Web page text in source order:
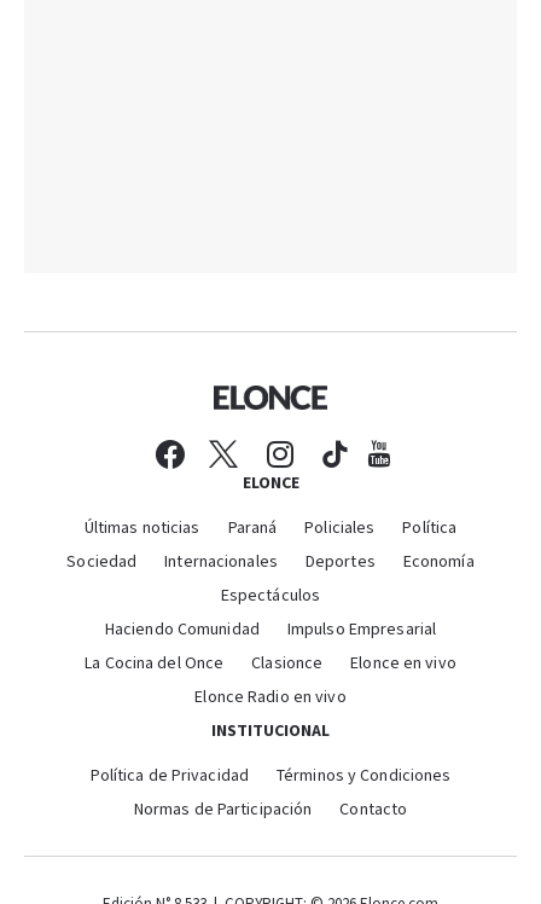
ELONCE
Últimas noticias Paraná Policiales
Política
Sociedad
Internacionales Deportes
Economía
Espectáculos
Haciendo Comunidad
Impulso Empresarial
La Cocina del Once
Clasionce
Elonce en vivo
Elonce Radio en vivo
INSTITUCIONAL
Política de Privacidad
Términos y Condiciones
Normas de Participación
Contacto